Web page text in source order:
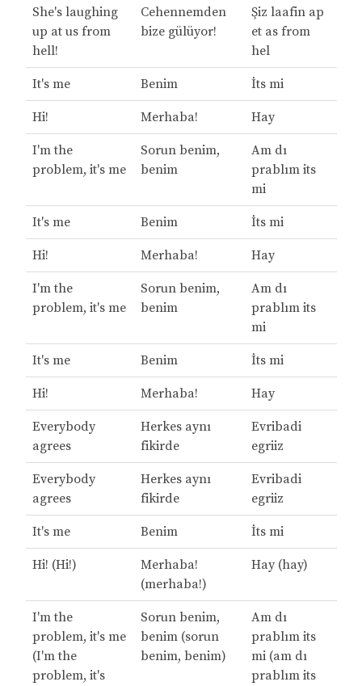
She's laughing
up at us from
hell!
Cehennemden
bize gülüyor!
Şiz laafin ap
et as from
hel
It's me Benim İts mi
Hi! Merhaba! Hay
I'm the
problem, it's me
Sorun benim,
benim
Am dı
prablım its
mi
It's me Benim İts mi
Hi! Merhaba! Hay
I'm the
problem, it's me
Sorun benim,
benim
Am dı
prablım its
mi
It's me Benim İts mi
Hi! Merhaba! Hay
Everybody
agrees
Herkes aynı
fikirde
Evribadi
egriiz
Everybody
agrees
Herkes aynı
fikirde
Evribadi
egriiz
It's me Benim İts mi
Hi! (Hi!)
Merhaba!
(merhaba!)
Hay (hay)
I'm the
problem, it's me
(I'm the
problem, it's
Sorun benim,
benim (sorun
benim, benim)
Am dı
prablım its
mi (am dı
prablım its